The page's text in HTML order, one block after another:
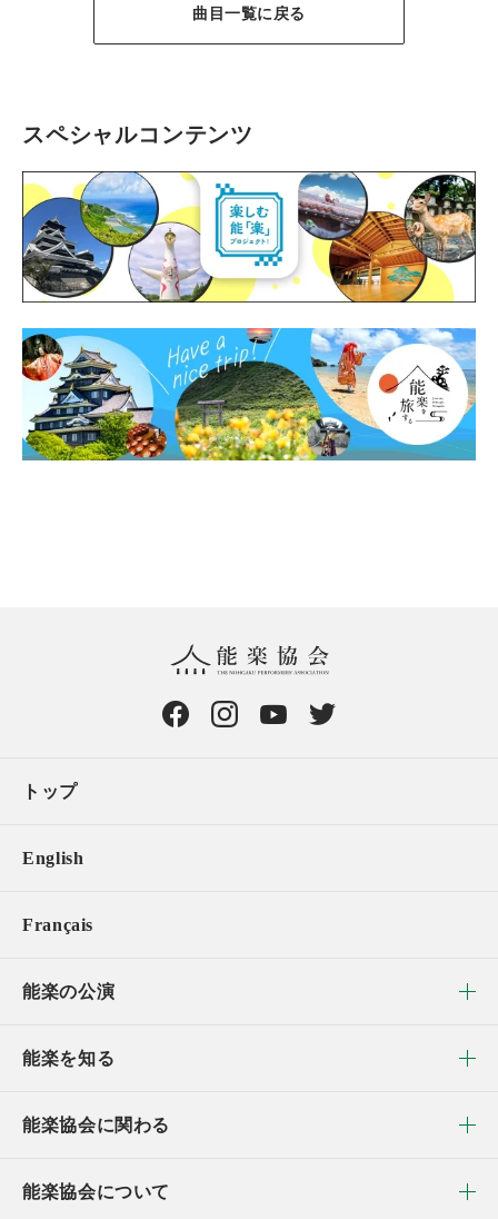
曲目一覧に戻る
スペシャルコンテンツ
トップ
English
Français
能楽の公演
能楽を知る
能楽協会に関わる
能楽協会について